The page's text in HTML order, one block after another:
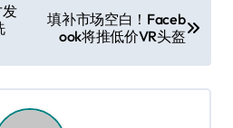
发
填补市场空白！Faceb
ook将推低价VR头盔